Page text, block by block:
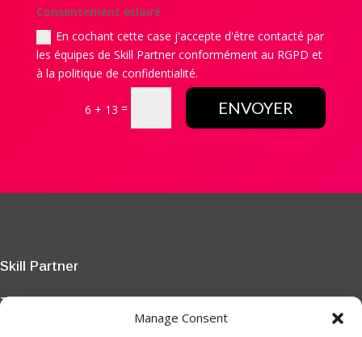
Manage Consent
Consentement éclairé
En cochant cette case j'accepte d'être contacté par
les équipes de Skill Partner conformément au RGPD et
à la politique de confidentialité.
6 + 13 = ENVOYER
Skill Partner
Tout seul, on va plus vite.
Ensemble, on va plus loin.